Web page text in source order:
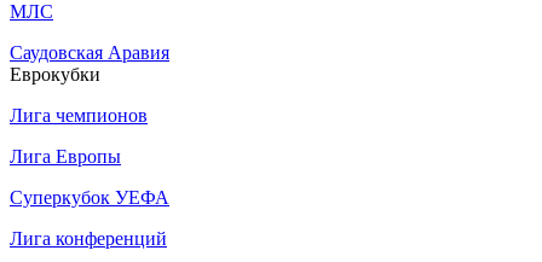
МЛС
Саудовская Аравия
Еврокубки
Лига чемпионов
Лига Европы
Суперкубок УЕФА
Лига конференций